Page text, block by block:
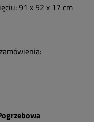
91 x 52 x 17 cm